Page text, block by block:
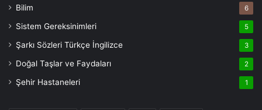
Bilim 6
Sistem Gereksinimleri 5
Şarkı Sözleri Türkçe İngilizce 3
Doğal Taşlar ve Faydaları 2
Şehir Hastaneleri 1